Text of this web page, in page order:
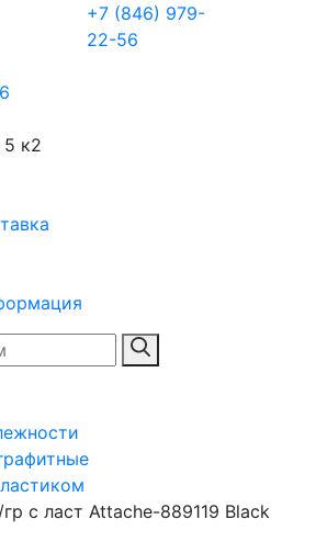
+7 (846) 979-
22-56
к2
с ласт Attache-889119 Black